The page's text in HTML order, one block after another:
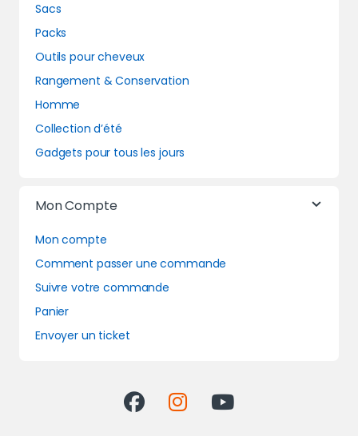
Sacs
Packs
Outils pour cheveux
Rangement & Conservation
Homme
Collection d’été
Gadgets pour tous les jours
Mon Compte
Mon compte
Comment passer une commande
Suivre votre commande
Panier
Envoyer un ticket